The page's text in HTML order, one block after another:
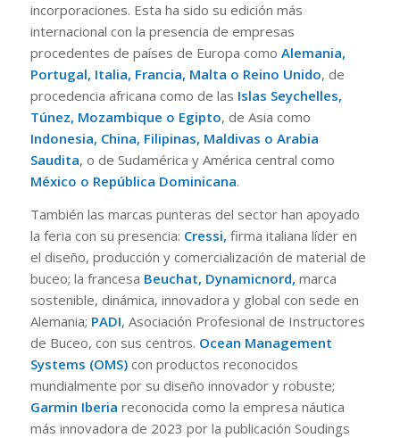
incorporaciones. Esta ha sido su edición más
internacional con la presencia de empresas
procedentes de países de Europa como Alemania,
Portugal, Italia, Francia, Malta o Reino Unido, de
procedencia africana como de las Islas Seychelles,
Túnez, Mozambique o Egipto, de Asia como
Indonesia, China, Filipinas, Maldivas o Arabia
Saudita, o de Sudamérica y América central como
México o República Dominicana.
También las marcas punteras del sector han apoyado
la feria con su presencia: Cressi, firma italiana líder en
el diseño, producción y comercialización de material de
buceo; la francesa Beuchat, Dynamicnord, marca
sostenible, dinámica, innovadora y global con sede en
Alemania; PADI, Asociación Profesional de Instructores
de Buceo, con sus centros. Ocean Management
Systems (OMS)con productos reconocidos
mundialmente por su diseño innovador y robuste;
Garmin Iberia reconocida como la empresa náutica
más innovadora de 2023 por la publicación Soudings